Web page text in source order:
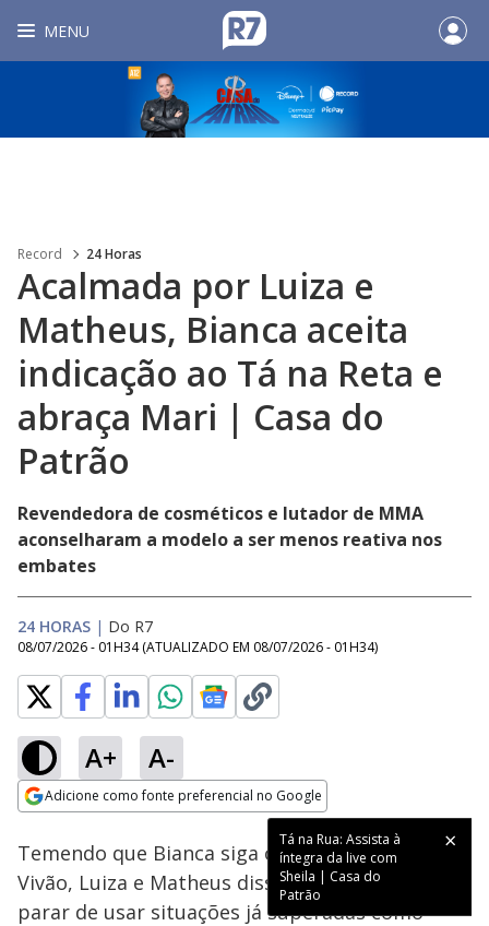
MENU
Record 24 Horas
Acalmada por Luiza e
Matheus, Bianca aceita
indicação ao Tá na Reta e
abraça Mari | Casa do
Patrão
Revendedora de cosméticos e lutador de MMA
aconselharam a modelo a ser menos reativa nos
embates
24 HORAS | Do R7
08/07/2026 - 01H34 (ATUALIZADO EM 08/07/2026 - 01H34)
A+ A-
Adicione como fonte preferencial no Google
Tá na Rua: Assista à
íntegra da live com
Sheila | Casa do
Patrão
Ativar
Loaded:
12.14%
Temendo que Bianca siga os passos de JP e
Vivão, Luiza e Matheus disseram para a modelo
parar de usar situações já superadas como